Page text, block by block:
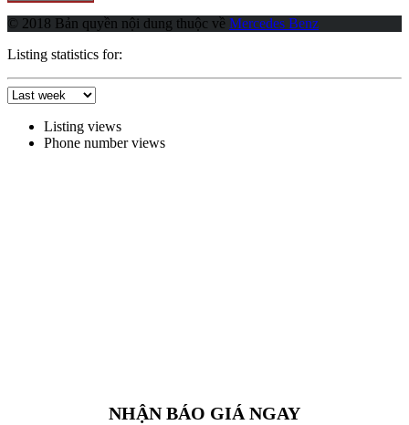
© 2018 Bản quyền nội dung thuộc về Mercedes Benz
Listing statistics for:
Listing views
Phone number views
NHẬN BÁO GIÁ NGAY